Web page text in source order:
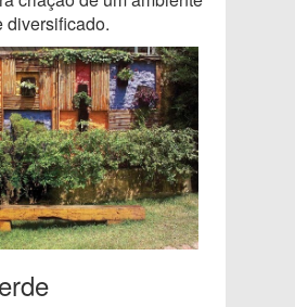
diversificado.